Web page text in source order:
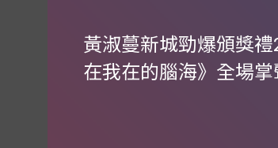
黃淑蔓新城勁爆頒獎
在我在的腦海》全場掌